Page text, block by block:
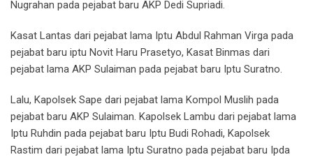
Nugrahan pada pejabat baru AKP Dedi Supriadi.
Kasat Lantas dari pejabat lama Iptu Abdul Rahman Virga pada
pejabat baru iptu Novit Haru Prasetyo, Kasat Binmas dari
pejabat lama AKP Sulaiman pada pejabat baru Iptu Suratno.
Lalu, Kapolsek Sape dari pejabat lama Kompol Muslih pada
pejabat baru AKP Sulaiman. Kapolsek Lambu dari pejabat lama
Iptu Ruhdin pada pejabat baru Iptu Budi Rohadi, Kapolsek
Rastim dari pejabat lama Iptu Suratno pada pejabat baru Ipda